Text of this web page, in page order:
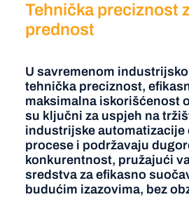
Tehnička preciznost
prednost
U savremenom
tehnička preciznost,
maksimalna iskorišćenost
su ključni za uspjeh na
industrijske automatizacije
procese i podržavaju
konkurentnost, pružajući
sredstva za efikasno
budućim izazovima, bez